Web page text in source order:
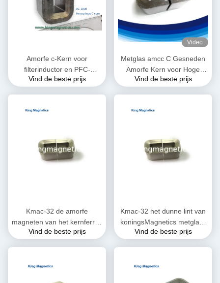
Amorfe c-Kern voor
filterinductor en PFC-
vernauwing die van hoogte
Vind de beste prijs
Video
Metglas amcc C Gesneden
Amorfe Kern voor Hoge
Frequentie en
Vind de beste prijs
Kmac-32 de amorfe
magneten van het kernferriet
voor de hoge dichtheid van
Vind de beste prijs
Kmac-32 het dunne lint van
koningsMagnetics metglass
amcc 200 niet-kristal amorfe
Vind de beste prijs